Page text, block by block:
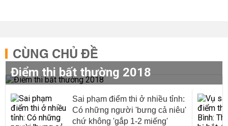
CÙNG CHỦ ĐỀ
Điểm thi bất thường 2018
Sai phạm điểm thi ở nhiều tỉnh:
Có những người 'bưng cả niêu'
chứ không 'gắp 1-2 miếng'